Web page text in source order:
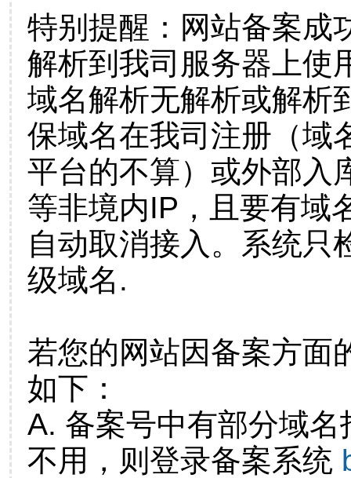
特别提醒：网站备案成
解析到我司服务器上使
域名解析无解析或解析
保域名在我司注册（域
平台的不算）或外部入
等非境内IP，且要有域
自动取消接入。系统只
级域名.
若您的网站因备案方面
如下：
A. 备案号中有部分域
不用，则登录备案系统